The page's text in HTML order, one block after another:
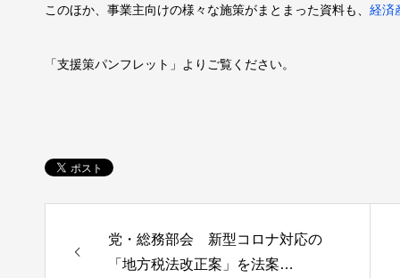
このほか、事業主向けの様々な施策がまとまった資料も、 経済
「支援策パンフレット」よりご覧ください。
党・総務部会 新型コロナ対応の
「地方税法改正案」を法案…